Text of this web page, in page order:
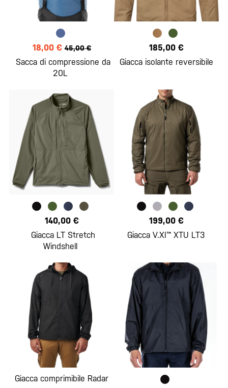
18,00 € 45,00 €
Sacca di compressione da
20L
185,00 €
Giacca isolante reversibile
140,00 €
Giacca LT Stretch
Windshell
199,00 €
Giacca V.XI™ XTU LT3
Giacca comprimibile Radar